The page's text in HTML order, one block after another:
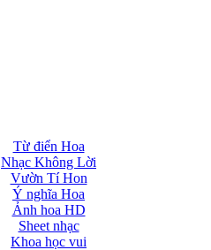
Từ điển Hoa
Nhạc Không Lời
Vườn Tí Hon
Ý nghĩa Hoa
Ảnh hoa HD
Sheet nhạc
Khoa học vui